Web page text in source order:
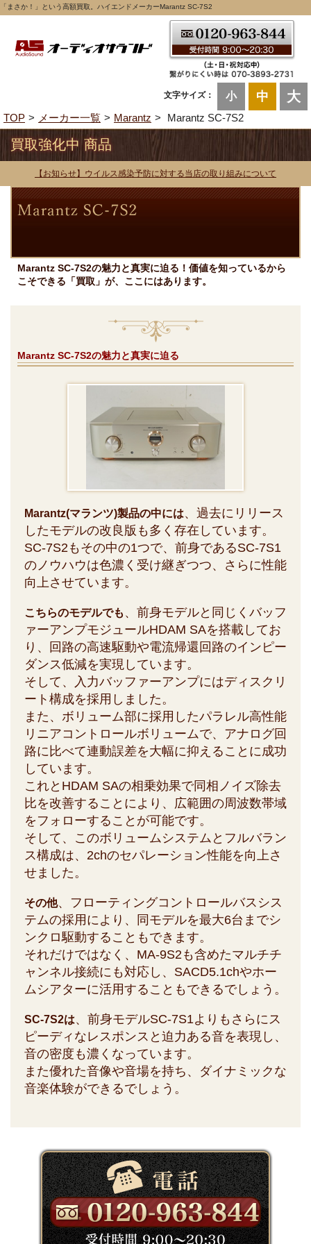
「まさか！」という高額買取。ハイエンドメーカーMarantz SC-7S2
文字サイズ： 小 中 大
TOP メーカー一覧 Marantz Marantz SC-7S2
買取強化中 商品
【お知らせ】ウイルス感染予防に対する当店の取り組みについて
Marantz SC-7S2の魅力と真実に迫る！価値を知っているから
こそできる「買取」が、ここにはあります。
Marantz SC-7S2の魅力と真実に迫る
Marantz(マランツ)製品の中には、過去にリリース
したモデルの改良版も多く存在しています。
SC-7S2もその中の1つで、前身であるSC-7S1
のノウハウは色濃く受け継ぎつつ、さらに性能
向上させています。
こちらのモデルでも 、前身モデルと同じくバッフ
ァーアンプモジュールHDAM SAを搭載してお
り、回路の高速駆動や電流帰還回路のインピー
ダンス低減を実現しています。
そして、入力バッファーアンプにはディスクリ
ート構成を採用しました。
また、ボリューム部に採用したパラレル高性能
リニアコントロールボリュームで、アナログ回
路に比べて連動誤差を大幅に抑えることに成功
しています。
これとHDAM SAの相乗効果で同相ノイズ除去
比を改善することにより、広範囲の周波数帯域
をフォローすることが可能です。
そして、このボリュームシステムとフルバラン
ス構成は、2chのセパレーション性能を向上さ
せました。
その他、フローティングコントロールバスシス
テムの採用により、同モデルを最大6台までシ
ンクロ駆動することもできます。
それだけではなく、MA-9S2も含めたマルチチ
ャンネル接続にも対応し、SACD5.1chやホー
ムシアターに活用することもできるでしょう。
SC-7S2は、前身モデルSC-7S1よりもさらにス
ピーディなレスポンスと迫力ある音を表現し、
音の密度も濃くなっています。
また優れた音像や音場を持ち、ダイナミックな
音楽体験ができるでしょう。